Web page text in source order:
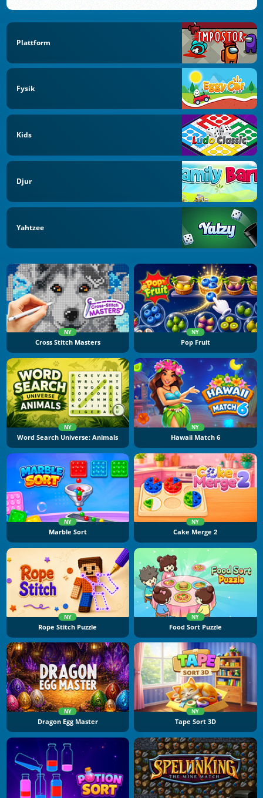
Plattform
Fysik
Kids
Djur
Yahtzee
NY
Cross Stitch Masters
NY
Pop Fruit
NY
Word Search Universe: Animals
NY
Hawaii Match 6
NY
Marble Sort
NY
Cake Merge 2
NY
Rope Stitch Puzzle
NY
Food Sort Puzzle
NY
Dragon Egg Master
NY
Tape Sort 3D